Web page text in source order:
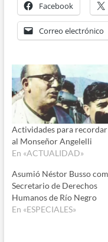
Facebook
Correo electrónico
Actividades para recordar
al Monseñor Angelelli
En «ACTUALIDAD»
Asumió Néstor Busso
Secretario de Derechos
Humanos de Río Negro
En «ESPECIALES»